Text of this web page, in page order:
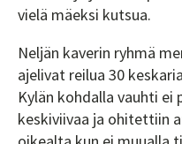
vielä mäeksi kutsua.
Neljän kaverin ryhmä
ajelivat reilua 30
Kylän kohdalla vauhti
keskiviivaa ja ohitettiin